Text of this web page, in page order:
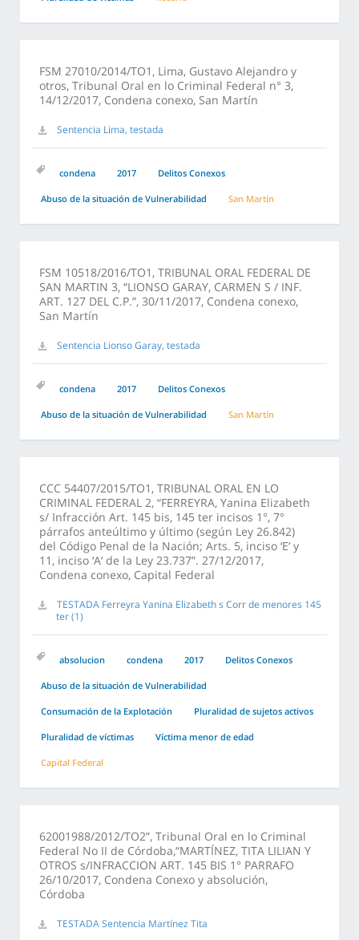
FSM 27010/2014/TO1, Lima, Gustavo Alejandro y
otros, Tribunal Oral en lo Criminal Federal n° 3,
14/12/2017, Condena conexo, San Martín
Sentencia Lima, testada
condena 2017 Delitos Conexos
Abuso de la situación de Vulnerabilidad San Martín
FSM 10518/2016/TO1, TRIBUNAL ORAL FEDERAL DE
SAN MARTIN 3, “LIONSO GARAY, CARMEN S / INF.
ART. 127 DEL C.P.”, 30/11/2017, Condena conexo,
San Martín
Sentencia Lionso Garay, testada
condena 2017 Delitos Conexos
Abuso de la situación de Vulnerabilidad San Martín
CCC 54407/2015/TO1, TRIBUNAL ORAL EN LO
CRIMINAL FEDERAL 2, “FERREYRA, Yanina Elizabeth
s/ Infracción Art. 145 bis, 145 ter incisos 1°, 7°
párrafos anteúltimo y último (según Ley 26.842)
del Código Penal de la Nación; Arts. 5, inciso ‘E’ y
11, inciso ‘A’ de la Ley 23.737”. 27/12/2017,
Condena conexo, Capital Federal
TESTADA Ferreyra Yanina Elizabeth s Corr de menores 145
ter (1)
absolucion condena 2017 Delitos Conexos
Abuso de la situación de Vulnerabilidad
Consumación de la Explotación Pluralidad de sujetos activos
Pluralidad de víctimas Víctima menor de edad
Capital Federal
62001988/2012/TO2”, Tribunal Oral en lo Criminal
Federal No II de Córdoba,“MARTÍNEZ, TITA LILIAN Y
OTROS s/INFRACCION ART. 145 BIS 1° PARRAFO
26/10/2017, Condena Conexo y absolución,
Córdoba
TESTADA Sentencia Martínez Tita